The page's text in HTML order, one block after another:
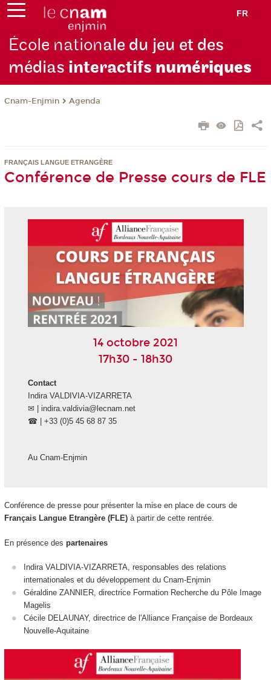
FR
École nationale du jeu et des
médias interactifs numériques
Cnam-Enjmin Agenda
FRANÇAIS LANGUE ETRANGÈRE
Conférence de Presse cours de FLE
14 octobre 2021
17h30 - 18h30
Contact
Indira VALDIVIA-VIZARRETA
✉ | indira.valdivia@lecnam.net
☎ | +33 (0)5 45 68 87 35
Au Cnam-Enjmin
Conférence de presse pour présenter la mise en place de cours de
Français Langue Etrangère (FLE) à partir de cette rentrée.
En présence des partenaires
Indira VALDIVIA-VIZARRETA, responsables des relations
internationales et du développement du Cnam-Enjmin
Géraldine ZANNIER, directrice Formation Recherche du Pôle Image
Magelis
Cécile DELAUNAY, directrice de l'Alliance Française de Bordeaux
Nouvelle-Aquitaine